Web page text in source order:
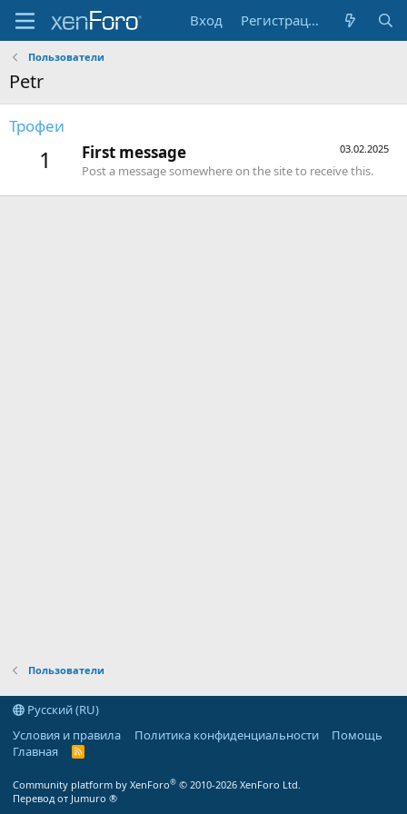
Вход Регистрация
Пользователи
Petr
Трофеи
1 03.02.2025
First message
Post a message somewhere on the site to receive this.
Пользователи
Русский (RU)
Условия и правила
Политика конфиденциальности
Помощь
Главная
R
Community platform by XenForo® © 2010-2026 XenForo Ltd.
Перевод от Jumuro ®